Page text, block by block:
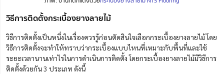
วิธีการติดตั้งกระเบื้องยางลายไม้
วิธีการติดตั้งเป็นหนึ่งในเรื่องควรรู้ก่อนตัดสินใจเลือกกระเบื้องยางลายไม้ โดย
วิธีการติดตั้งจะทำให้ทราบว่ากระเบื้องแบบไหนที่เหมาะกับพื้นที่และใช้
ระยะเวลานานเท่าไรในการดำเนินการติดตั้ง โดยกระเบื้องยางลายไม้มีวิธีการ
ติดตั้งด้วยกัน 3 ประเภท ดังนี้